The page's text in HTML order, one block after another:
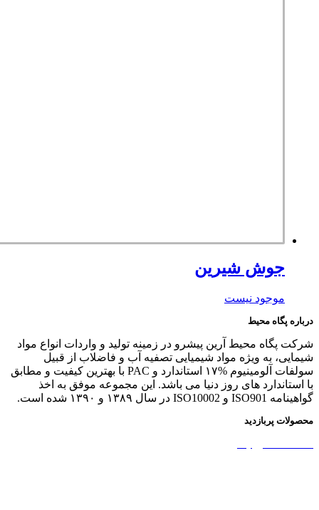
جوش شیرین
موجود نیست
درباره پگاه محیط
شرکت پگاه محیط آرین پیشرو در زمینه تولید و واردات انواع مواد
شیمایی، به ویژه مواد شیمیایی تصفیه آب و فاضلاب از قبیل
سولفات آلومینیوم %۱۷ استاندارد و PAC با بهترین کیفیت و مطابق
با استاندارد های روز دنیا می باشد. این مجموعه موفق به اخذ
گواهینامه ISO901 و ISO10002 در سال ۱۳۸۹ و ۱۳۹۰ شده است.
محصولات پربازدید